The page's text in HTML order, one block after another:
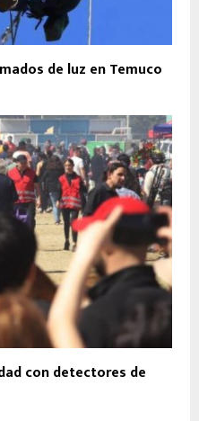
de luz en Temuco
con detectores de